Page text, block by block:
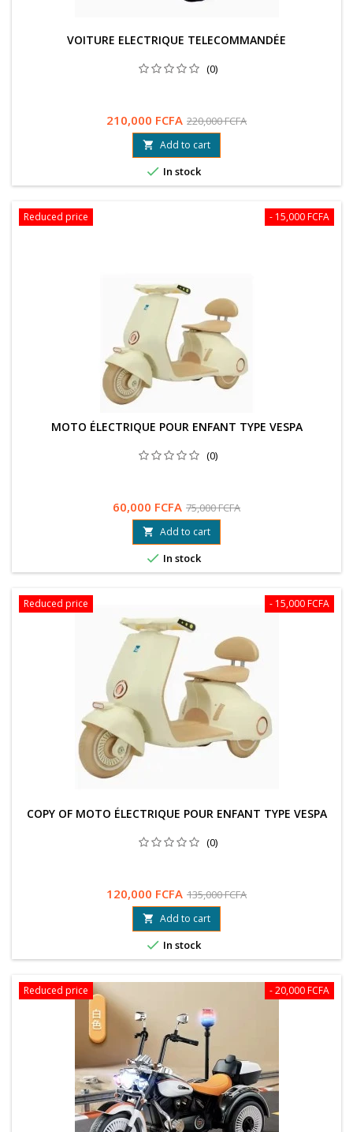
VOITURE ELECTRIQUE TELECOMMANDÉE
(0)
210,000 FCFA 220,000 FCFA
 Add to cart
 In stock
- 15,000 FCFA
Reduced price
MOTO ÉLECTRIQUE POUR ENFANT TYPE VESPA
(0)
60,000 FCFA 75,000 FCFA
 Add to cart
 In stock
- 15,000 FCFA
Reduced price
COPY OF MOTO ÉLECTRIQUE POUR ENFANT TYPE VESPA
(0)
120,000 FCFA 135,000 FCFA
 Add to cart
 In stock
- 20,000 FCFA
Reduced price